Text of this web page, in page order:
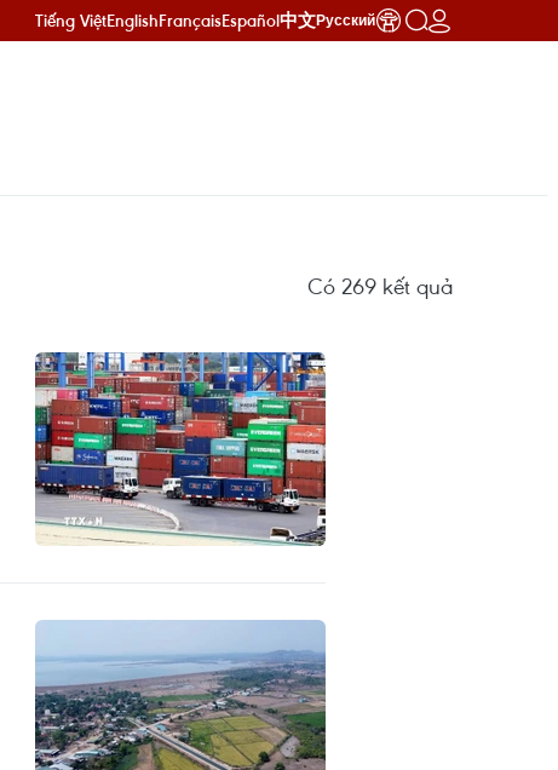
Tiếng ViệtEnglishFrançaisEspañol中文Русский
Có 269 kết quả